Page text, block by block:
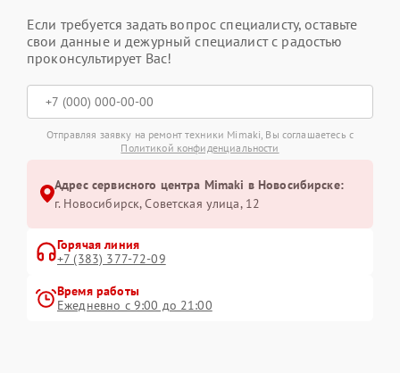
Если требуется задать вопрос специалисту, оставьте
свои данные и дежурный специалист с радостью
проконсультирует Вас!
Отправляя заявку на ремонт техники Mimaki, Вы соглашаетесь с
Политикой конфиденциальности
Адрес сервисного центра Mimaki в Новосибирске:
г. Новосибирск, Советская улица, 12
Горячая линия
+7 (383) 377-72-09
Время работы
Ежедневно с 9:00 до 21:00